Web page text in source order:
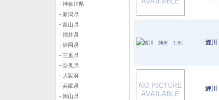
- 神奈川県
- 新潟県
- 富山県
- 福井県
- 静岡県
- 三重県
- 奈良県
- 大阪府
- 兵庫県
- 岡山県
鯉
鯉